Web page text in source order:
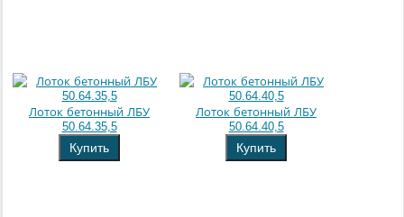
Лоток бетонный ЛБУ
50.64.35,5
Купить
Лоток бетонный ЛБУ
50.64.40,5
Купить